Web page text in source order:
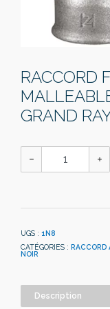
RACCORD
GRAND
UGS : 1N8
CATÉGORIES : RACCORD
NOIR
Description